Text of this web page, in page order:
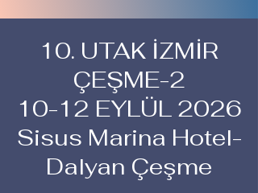
10. UTAK İZMİR
ÇEŞME-2
10-12 EYLÜL 2026
Sisus Marina Hotel-
Dalyan Çeşme